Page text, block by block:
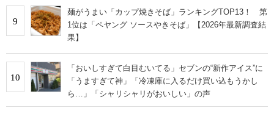
9
麺がうまい「カップ焼きそば」ランキングTOP13！ 第
1位は「ペヤング ソースやきそば」【2026年最新調査結
果】
10
「おいしすぎて白目むいてる」セブンの“新作アイス”に
「うますぎて神」「冷凍庫に入るだけ買い込もうかし
ら…」「シャリシャリがおいしい」の声